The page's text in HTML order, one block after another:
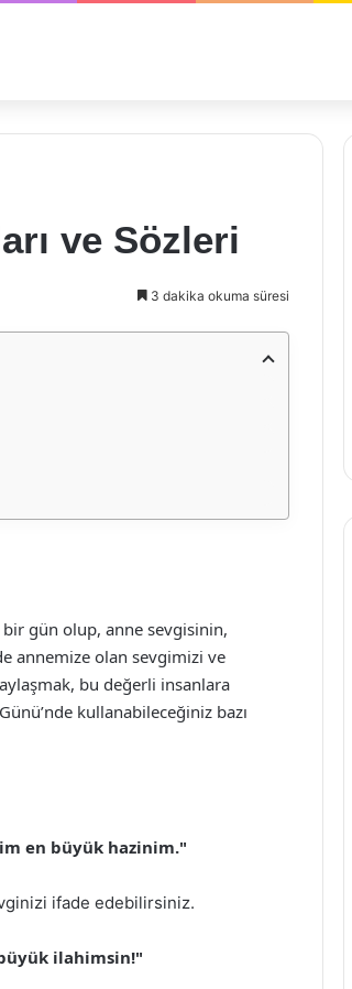
ve Sözleri
3 dakika okuma süresi
bir gün olup, anne sevgisinin,
annemize olan sevgimizi ve
bu değerli insanlara
kullanabileceğiniz bazı
en büyük hazinim."
ifade edebilirsiniz.
ilahimsin!"